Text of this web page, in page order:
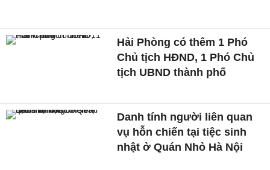
Hải Phòng có thêm 1 Phó
Chủ tịch HĐND, 1 Phó Chủ
tịch UBND thành phố
Danh tính người liên quan
vụ hỗn chiến tại tiệc sinh
nhật ở Quán Nhỏ Hà Nội